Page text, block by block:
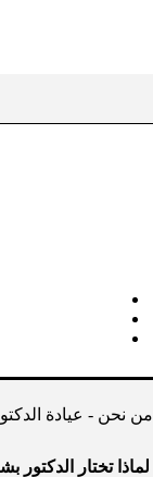
من نحن - عيادة
لماذا تختار الدكتور